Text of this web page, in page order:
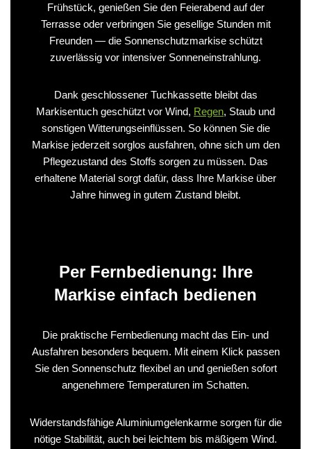
Frühstück, genießen Sie den Feierabend auf der
Terrasse oder verbringen Sie gesellige Stunden mit
Freunden — die Sonnenschutzmarkise schützt
zuverlässig vor intensiver Sonneneinstrahlung.
Dank geschlossener Tuchkassette bleibt das
Markisentuch geschützt vor Wind, Regen, Staub und
sonstigen Witterungseinflüssen. So können Sie die
Markise jederzeit sorglos ausfahren, ohne sich um den
Pflegezustand des Stoffs sorgen zu müssen. Das
erhaltene Material sorgt dafür, dass Ihre Markise über
Jahre hinweg in gutem Zustand bleibt.
Per Fernbedienung: Ihre
Markise einfach bedienen
Die praktische Fernbedienung macht das Ein- und
Ausfahren besonders bequem. Mit einem Klick passen
Sie den Sonnenschutz flexibel an und genießen sofort
angenehmere Temperaturen im Schatten.
Widerstandsfähige Aluminiumgelenkarme sorgen für die
nötige Stabilität, auch bei leichtem bis mäßigem Wind.